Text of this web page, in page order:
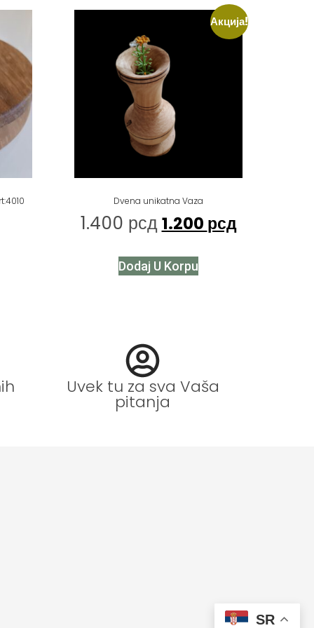
Акција!
Dvena unikatna Vaza
1.400 рсд 1.200 рсд
Dodaj U Korpu
Uvek tu za sva Vaša
pitanja
SR